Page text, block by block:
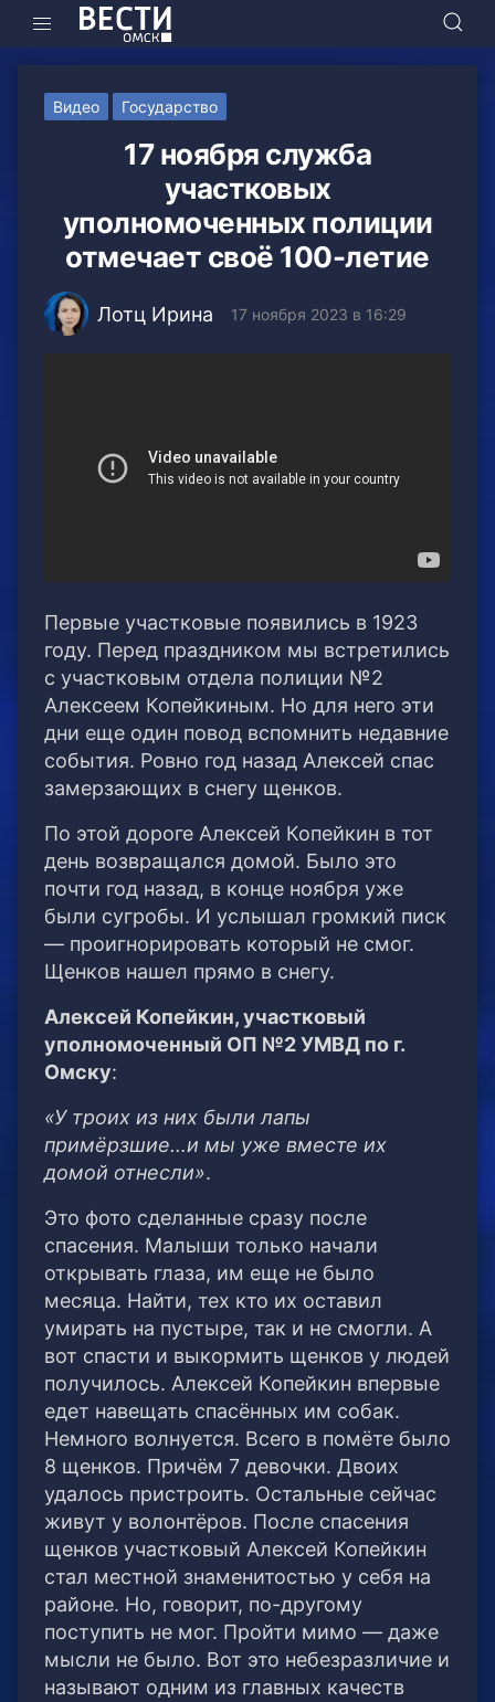
Видео Государство
17 ноября служба
участковых
уполномоченных полиции
отмечает своё 100-летие
Лотц Ирина 17 ноября 2023 в 16:29
Первые участковые появились в 1923
году. Перед праздником мы встретились
с участковым отдела полиции №2
Алексеем Копейкиным. Но для него эти
дни еще один повод вспомнить недавние
события. Ровно год назад Алексей спас
замерзающих в снегу щенков.
По этой дороге Алексей Копейкин в тот
день возвращался домой. Было это
почти год назад, в конце ноября уже
были сугробы. И услышал громкий писк
— проигнорировать который не смог.
Щенков нашел прямо в снегу.
Алексей Копейкин, участковый
уполномоченный ОП №2 УМВД по г.
Омску:
«У троих из них были лапы
примёрзшие…и мы уже вместе их
домой отнесли».
Это фото сделанные сразу после
спасения. Малыши только начали
открывать глаза, им еще не было
месяца. Найти, тех кто их оставил
умирать на пустыре, так и не смогли. А
вот спасти и выкормить щенков у людей
получилось. Алексей Копейкин впервые
едет навещать спасённых им собак.
Немного волнуется. Всего в помёте было
8 щенков. Причём 7 девочки. Двоих
удалось пристроить. Остальные сейчас
живут у волонтёров. После спасения
щенков участковый Алексей Копейкин
стал местной знаменитостью у себя на
районе. Но, говорит, по-другому
поступить не мог. Пройти мимо — даже
мысли не было. Вот это небезразличие и
называют одним из главных качеств